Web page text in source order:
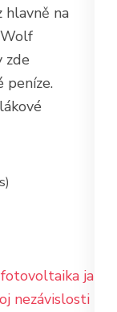
hlavně na
Wolf
zde
peníze.
jako
nezávislosti na